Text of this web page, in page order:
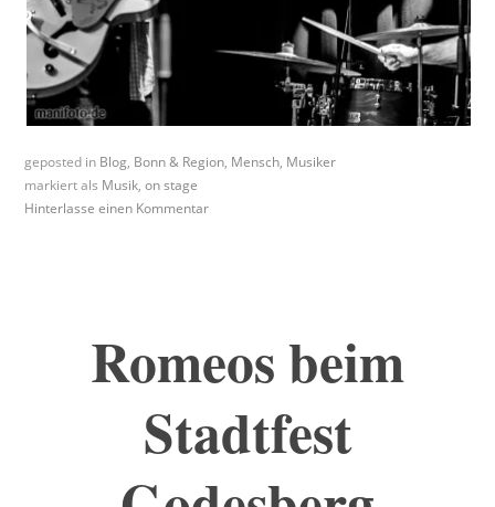
geposted in Blog, Bonn & Region, Mensch, Musiker
markiert als Musik,on stage
Hinterlasse einen Kommentar
Romeos beim
Stadtfest